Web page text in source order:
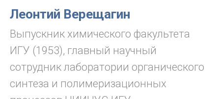
Леонтий Верещагин
Выпускник химического факультета
ИГУ (1953), главный научный
сотрудник лаборатории органического
синтеза и полимеризационных